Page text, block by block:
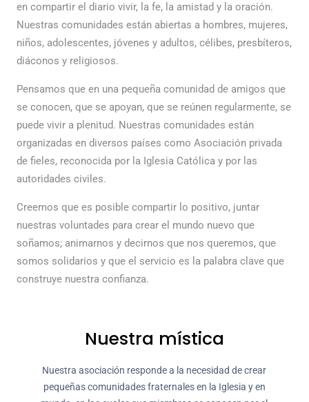
en compartir el diario vivir, la fe, la amistad y la oración.
Nuestras comunidades están abiertas a hombres, mujeres,
niños, adolescentes, jóvenes y adultos, célibes, presbíteros,
diáconos y religiosos.
Pensamos que en una pequeña comunidad de amigos que
se conocen, que se apoyan, que se reúnen regularmente, se
puede vivir a plenitud. Nuestras comunidades están
organizadas en diversos países como Asociación privada
de fieles, reconocida por la Iglesia Católica y por las
autoridades civiles.
Creemos que es posible compartir lo positivo, juntar
nuestras voluntades para crear el mundo nuevo que
soñamos; animarnos y decirnos que nos queremos, que
somos solidarios y que el servicio es la palabra clave que
construye nuestra confianza.
Nuestra mística
Nuestra asociación responde a la necesidad de crear
pequeñas comunidades fraternales en la Iglesia y en